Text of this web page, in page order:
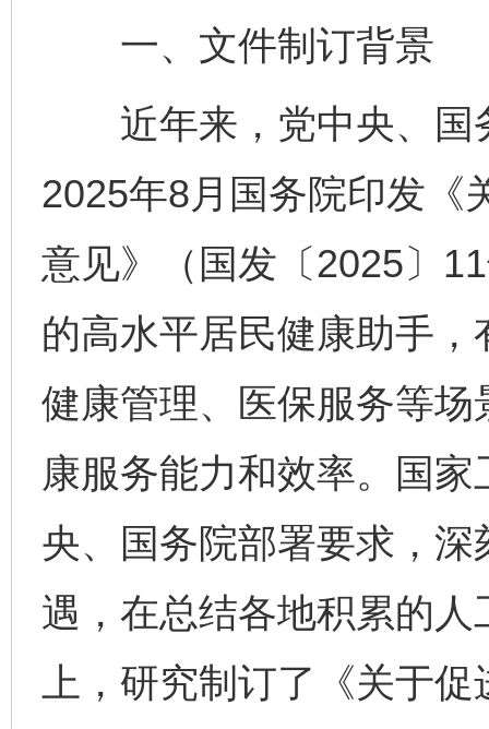
一、文件制订背景
近年来，党中央、国
2025年8月国务院印发《
意见》（国发〔2025〕
的高水平居民健康助手
健康管理、医保服务等
康服务能力和效率。国
央、国务院部署要求，
遇，在总结各地积累的
上，研究制订了《关于